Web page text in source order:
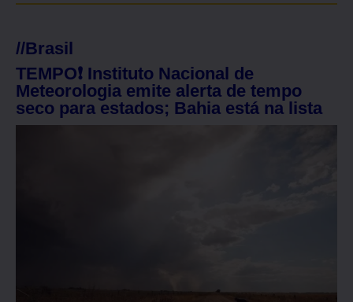
//Brasil
TEMPO❗ Instituto Nacional de
Meteorologia emite alerta de tempo
seco para estados; Bahia está na lista